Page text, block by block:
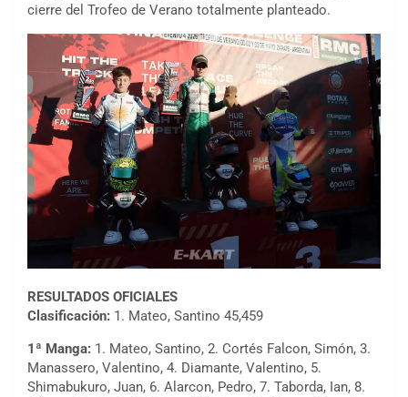
cierre del Trofeo de Verano totalmente planteado.
RESULTADOS OFICIALES
Clasificación: 1. Mateo, Santino 45,459
1ª Manga: 1. Mateo, Santino, 2. Cortés Falcon, Simón, 3.
Manassero, Valentino, 4. Diamante, Valentino, 5.
Shimabukuro, Juan, 6. Alarcon, Pedro, 7. Taborda, Ian, 8.